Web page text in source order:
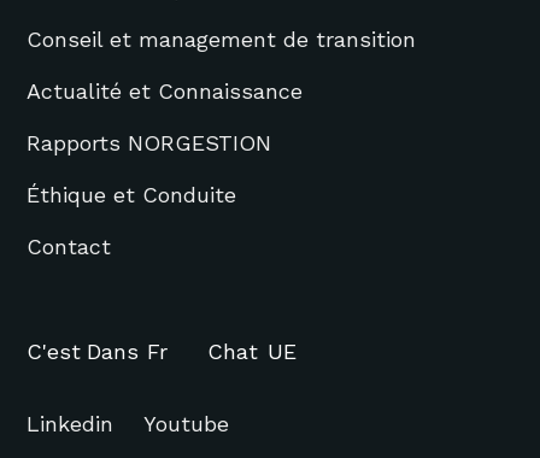
Conseil et management de transition
Actualité et Connaissance
Rapports NORGESTION
Éthique et Conduite
Contact
C'est Dans Fr Chat UE
Linkedin Youtube